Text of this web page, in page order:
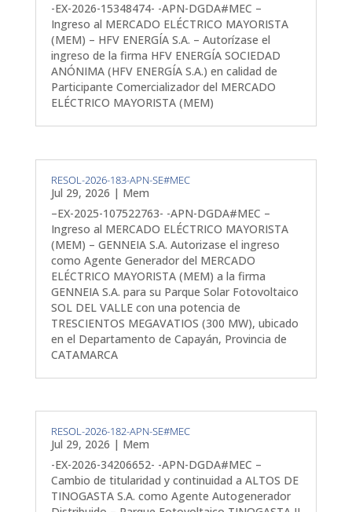
-EX-2026-15348474- -APN-DGDA#MEC –
Ingreso al MERCADO ELÉCTRICO MAYORISTA
(MEM) – HFV ENERGÍA S.A. – Autorízase el
ingreso de la firma HFV ENERGÍA SOCIEDAD
ANÓNIMA (HFV ENERGÍA S.A.) en calidad de
Participante Comercializador del MERCADO
ELÉCTRICO MAYORISTA (MEM)
RESOL-2026-183-APN-SE#MEC
Jul 29, 2026 | Mem
–EX-2025-107522763- -APN-DGDA#MEC –
Ingreso al MERCADO ELÉCTRICO MAYORISTA
(MEM) – GENNEIA S.A. Autorizase el ingreso
como Agente Generador del MERCADO
ELÉCTRICO MAYORISTA (MEM) a la firma
GENNEIA S.A. para su Parque Solar Fotovoltaico
SOL DEL VALLE con una potencia de
TRESCIENTOS MEGAVATIOS (300 MW), ubicado
en el Departamento de Capayán, Provincia de
CATAMARCA
RESOL-2026-182-APN-SE#MEC
Jul 29, 2026 | Mem
-EX-2026-34206652- -APN-DGDA#MEC –
Cambio de titularidad y continuidad a ALTOS DE
TINOGASTA S.A. como Agente Autogenerador